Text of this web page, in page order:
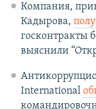
Компания,
Кадырова,
госконтракты
выяснили
International